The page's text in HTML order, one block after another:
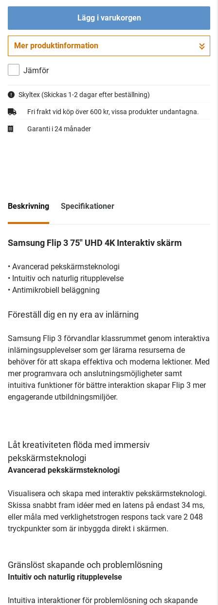
Lägg i varukorgen
Gå till kassan
Mer produktinformation
Jämför
Skyltex (Skickas 1-2 dagar efter beställning)
Fri frakt vid köp över 600 kr, vissa produkter undantagna.
Garanti i 24 månader
Beskrivning Specifikationer
Samsung Flip 3 75" UHD 4K Interaktiv skärm
• Avancerad pekskärmsteknologi
• Intuitiv och naturlig ritupplevelse
• Antimikrobiell beläggning
Föreställ dig en ny era av inlärning
Samsung Flip 3 förvandlar klassrummet genom interaktiva
inlärningsupplevelser som ger lärarna resurserna de
behöver för att skapa effektiva och moderna lektioner. Med
mer programvara och anslutningsmöjligheter samt
intuitiva funktioner för bättre interaktion skapar Flip 3 mer
engagerande utbildningsmiljöer.
Låt kreativiteten flöda med immersiv
pekskärmsteknologi
Avancerad pekskärmsteknologi
Visualisera och skapa med interaktiv pekskärmsteknologi.
Skissa snabbt fram idéer med en latens på endast 34 ms,
eller måla med verklighetstrogen respons tack vare 2 048
tryckpunkter som är inbyggda direkt i skärmen.
Gränslöst skapande och problemlösning
Intuitiv och naturlig ritupplevelse
Intuitiva interaktioner för problemlösning och skapande